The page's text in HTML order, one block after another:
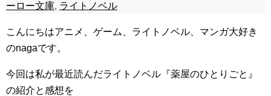
ーロー文庫, ライトノベル
こんにちはアニメ、ゲーム、ライトノベル、マンガ大好き
のnagaです。
今回は私が最近読んだライトノベル『薬屋のひとりごと』
の紹介と感想を